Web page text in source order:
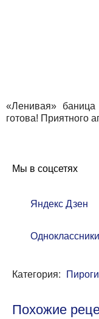
«Ленивая»
готова! Приятного
Мы в соцсетях
Яндекс Дзен
Одноклассники
Категория: Пироги
Похожие